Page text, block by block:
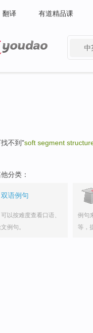
翻译 有道精品课
中
不到"soft segment
分类：
双语例句
以按难度查看口语、
例句。
例句
等，